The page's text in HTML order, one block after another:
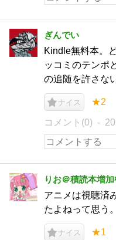
ぎんでい
Kindle無料本。
ッコミのテンポ
の追随を許さな
ナイス ★2
コメント(0)
りお＠積読本増加
アニメは視聴済
たよねって思う
ナイス ★1